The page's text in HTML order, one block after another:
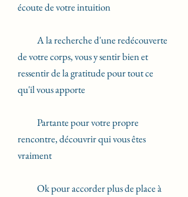
écoute de votre intuition
A la recherche d'une redécouverte
de votre corps, vous y sentir bien et
ressentir de la gratitude pour tout ce
qu'il vous apporte
Partante pour votre propre
rencontre, découvrir qui vous êtes
vraiment
Ok pour accorder plus de place à